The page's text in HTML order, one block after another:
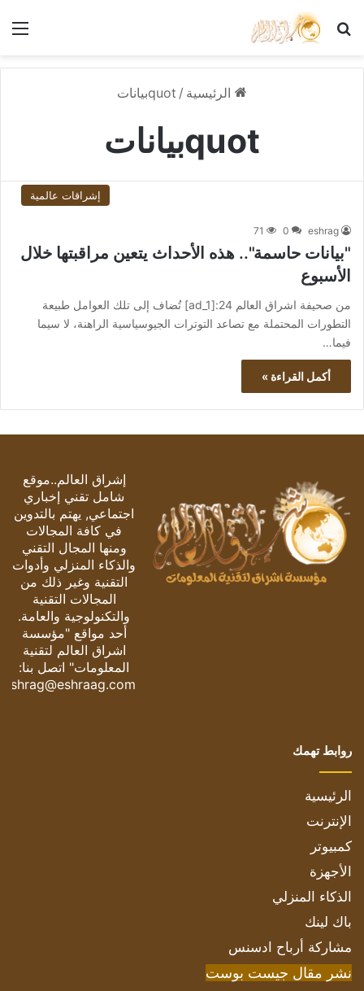
بحث عن
الرئيسية / quotبيانات
quotبيانات
إشراقات عالمية
eshrag
0
71
"بيانات حاسمة".. هذه الأحداث يتعين مراقبتها خلال
الأسبوع
من صحيفة اشراق العالم 24:[ad_1] تُضاف إلى تلك العوامل طبيعة
التطورات المحتملة مع تصاعد التوترات الجيوسياسية الراهنة، لا سيما
فيما…
أكمل القراءة »
إشراق العالم..موقع
شامل تقني إخباري
اجتماعي, يهتم بالتدوين
في كافة المجالات
ومنها المجال التقني
والذكاء المنزلي وأدوات
التقنية وغير ذلك من
المجالات التقنية
والتكنولوجية والعامة.
أحد مواقع "مؤسسة
اشراق العالم لتقنية
المعلومات" اتصل بنا:
eshrag@eshraag.com
روابط تهمك
الرئيسية
الإنترنت
كمبيوتر
الأجهزة
الذكاء المنزلي
باك لينك
مشاركة أرباح ادسنس
نشر مقال جيست بوست